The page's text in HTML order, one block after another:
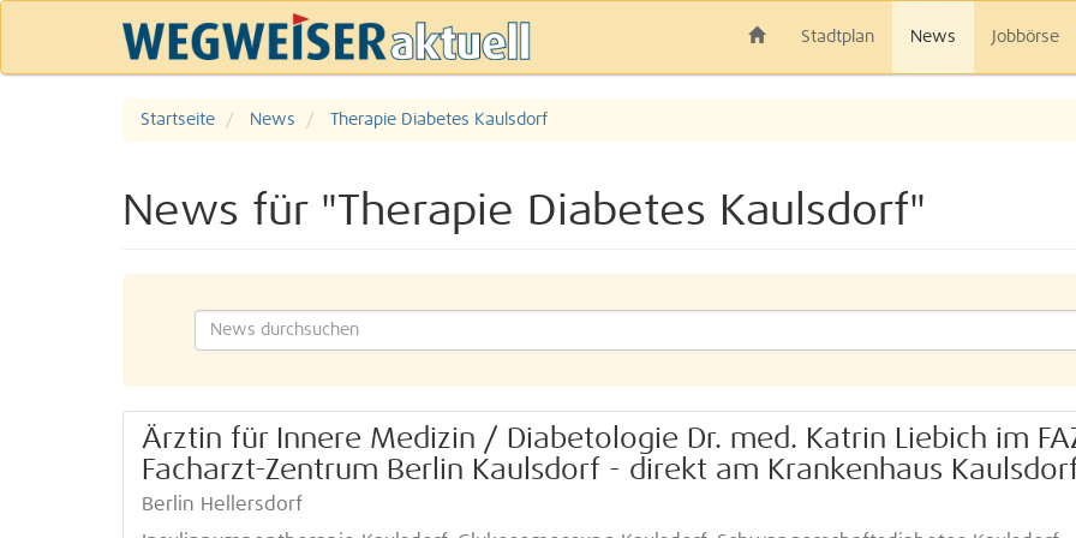
Stadtplan News Jobbörse
Startseite News Therapie Diabetes Kaulsdorf
News für "Therapie Diabetes Kaulsdorf"
Ärztin für Innere Medizin / Diabetologie Dr. med. Katrin Liebich im
Facharzt-Zentrum Berlin Kaulsdorf - direkt am Krankenhaus
Berlin Hellersdorf